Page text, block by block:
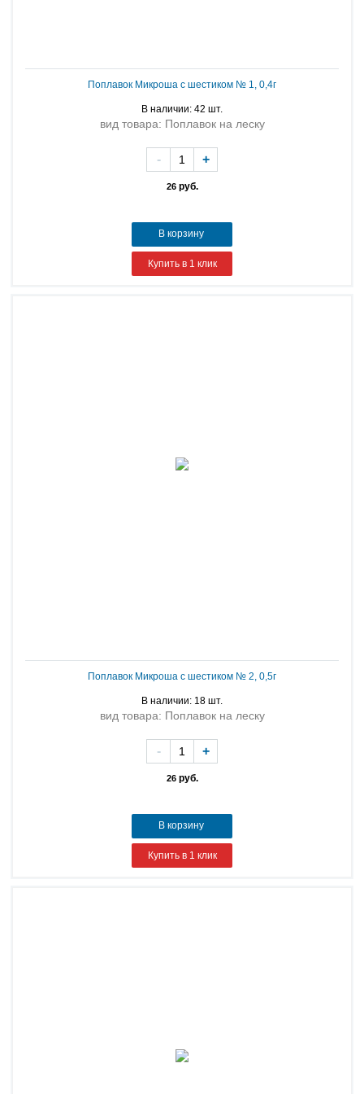
Поплавок Микроша с шестиком № 1, 0,4г
В наличии: 42 шт.
вид товара: Поплавок на леску
26руб.
- +
В корзину
Купить в 1 клик
Поплавок Микроша с шестиком № 2, 0,5г
В наличии: 18 шт.
вид товара: Поплавок на леску
26руб.
- +
В корзину
Купить в 1 клик